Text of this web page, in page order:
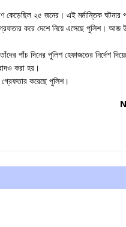
২৫ জনের। এই মর্মান্তিক ঘটনার
করে দেশে নিয়ে এসেছে পুলিশ।
পাঁচ দিনের পুলিশ হেফাজতের নির্দেশ
করা হয়।
গ্রেফতার করেছে পুলিশ।